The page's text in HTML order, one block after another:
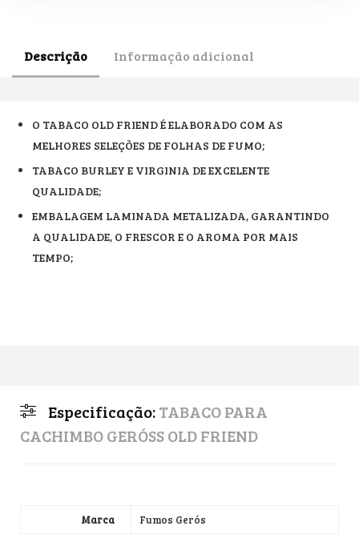
Descrição Informação adicional
O TABACO OLD FRIEND É ELABORADO COM AS
MELHORES SELEÇÕES DE FOLHAS DE FUMO;
TABACO BURLEY E VIRGINIA DE EXCELENTE
QUALIDADE;
EMBALAGEM LAMINADA METALIZADA, GARANTINDO
A QUALIDADE, O FRESCOR E O AROMA POR MAIS
TEMPO;
Especificação:TABACO PARA
CACHIMBO GERÓSS OLD FRIEND
Marca Fumos Gerós